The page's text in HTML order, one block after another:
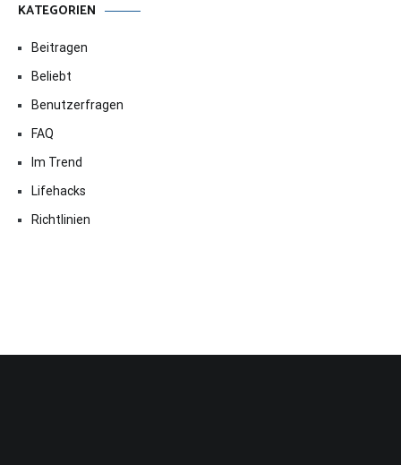
KATEGORIEN
Beitragen
Beliebt
Benutzerfragen
FAQ
Im Trend
Lifehacks
Richtlinien